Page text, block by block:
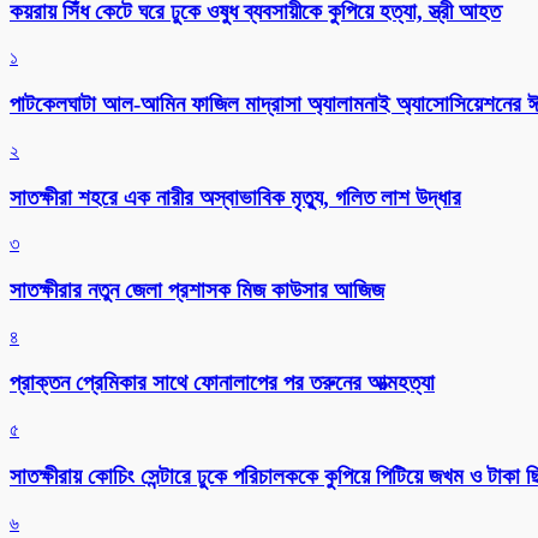
কয়রায় সিঁধ কেটে ঘরে ঢুকে ওষুধ ব্যবসায়ীকে কুপিয়ে হত্যা, স্ত্রী আহত
১
পাটকেলঘাটা আল-আমিন ফাজিল মাদ্রাসা অ্যালামনাই অ্যাসোসিয়েশনের
২
সাতক্ষীরা শহরে এক নারীর অস্বাভাবিক মৃত্যু, গলিত লাশ উদ্ধার
৩
সাতক্ষীরার নতুন জেলা প্রশাসক মিজ কাউসার আজিজ
৪
প্রাক্তন প্রেমিকার সাথে ফোনালাপের পর তরুনের আত্মহত্যা
৫
সাতক্ষীরায় কোচিং সেন্টারে ঢুকে পরিচালককে কুপিয়ে পিটিয়ে জখম ও টাকা
৬